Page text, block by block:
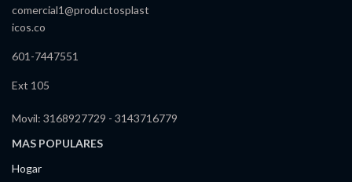
comercial1@productosplast
icos.co
601-7447551
Ext 105
Movil: 3168927729 - 3143716779
MAS POPULARES
Hogar